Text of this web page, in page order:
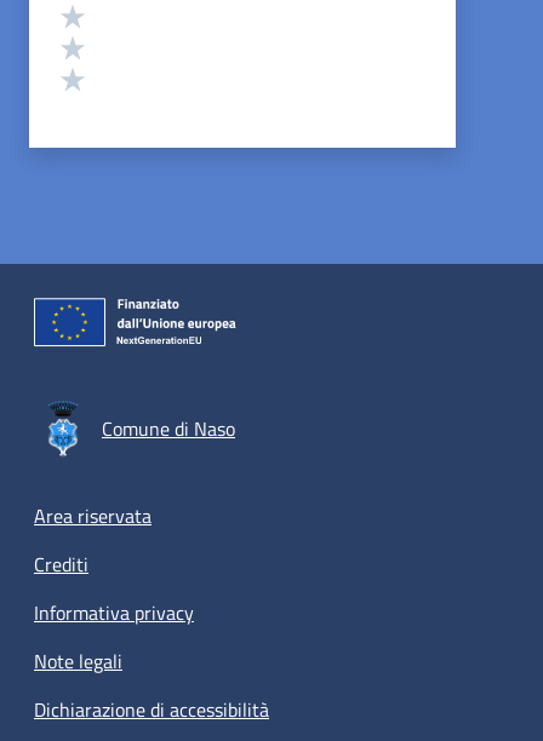
Comune di Naso
Footer menu
Area riservata
Crediti
Informativa privacy
Note legali
Dichiarazione di accessibilità